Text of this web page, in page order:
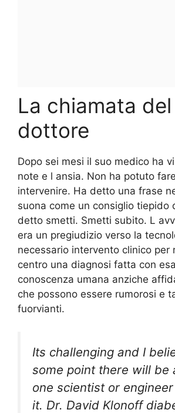
La chiamata del
dottore
Dopo sei mesi il suo medico ha
note e l ansia. Non ha potuto
intervenire. Ha detto una frase
suona come un consiglio tiepido
detto smetti. Smetti subito. L
era un pregiudizio verso la
necessario intervento clinico per
centro una diagnosi fatta con
conoscenza umana anziche
che possono essere rumorosi e
fuorvianti.
Its challenging and I
some point there will be
one scientist or
it. Dr. David Klonoff